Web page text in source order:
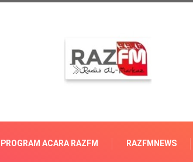
PROGRAM ACARA RAZFM RAZFMNEWS